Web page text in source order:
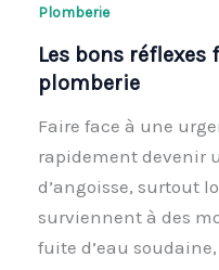
Plomberie
Les bons réflexes
plomberie
Faire face à une
rapidement devenir
d’angoisse, surtout
surviennent à des
fuite d’eau